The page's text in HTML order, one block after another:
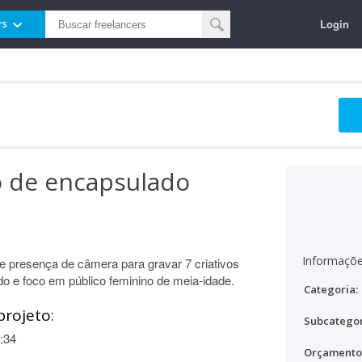
Login
encapsulado
presença de câmera para gravar 7 criativos
e foco em público feminino de meia-idade.
Categoria: